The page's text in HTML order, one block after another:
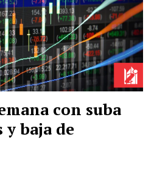
con suba
y baja de